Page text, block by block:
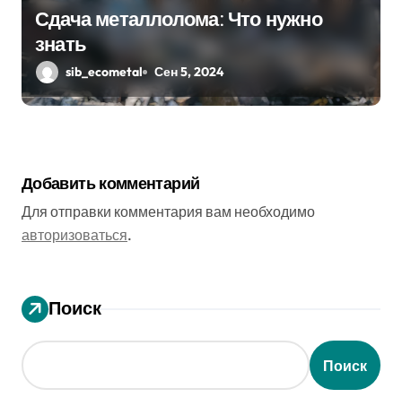
Сдача металлолома: Что нужно
знать
sib_ecometal Сен 5, 2024
Добавить комментарий
Для отправки комментария вам необходимо
авторизоваться.
Поиск
Поиск